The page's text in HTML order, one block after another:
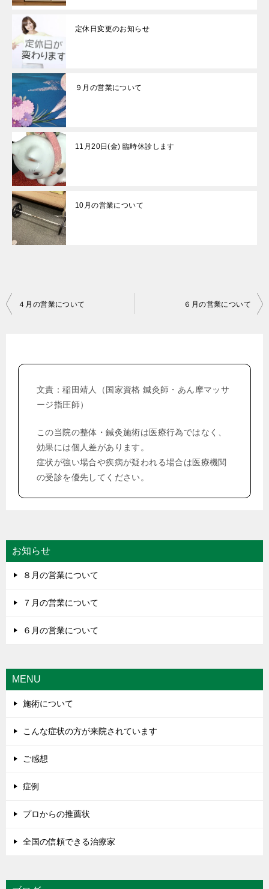
定休日変更のお知らせ
９月の営業について
11月20日(金) 臨時休診します
10月の営業について
投
４月の営業について ６月の営業について
文責：稲田靖人（国家資格 鍼灸師・あん摩マッサ
ージ指圧師）
この当院の整体・鍼灸施術は医療行為ではなく、
効果には個人差があります。
症状が強い場合や疾病が疑われる場合は医療機関
の受診を優先してください。
お知らせ
８月の営業について
７月の営業について
６月の営業について
MENU
施術について
こんな症状の方が来院されています
ご感想
症例
プロからの推薦状
全国の信頼できる治療家